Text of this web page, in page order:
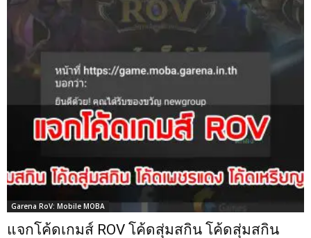
Garena RoV: Mobile MOBA
แจกโค้ดเกมส์ ROV โค้ดสุ่มสกิน โค้ดสุ่มสกิน